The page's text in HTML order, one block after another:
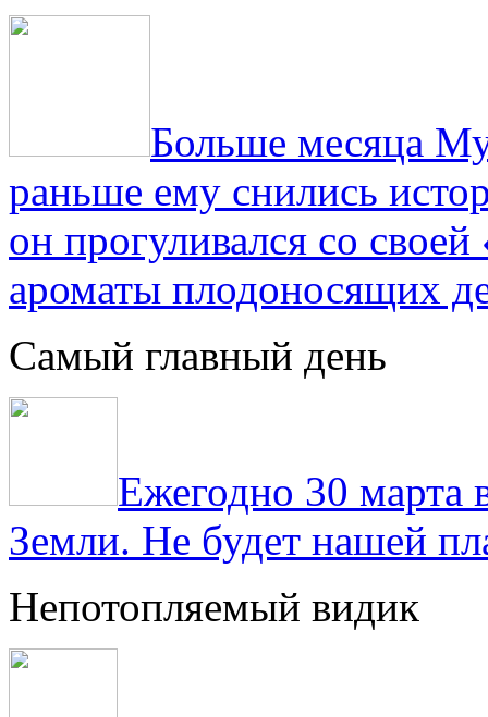
Больше месяца
раньше ему снились
он прогуливался со
ароматы плодоносящих
Самый главный день
Ежегодно 30 марта
Земли. Не будет нашей
Непотопляемый видик